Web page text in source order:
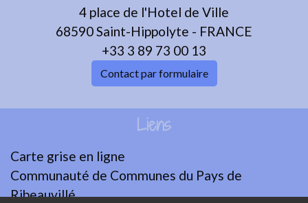
4 place de l'Hotel de Ville
68590 Saint-Hippolyte - FRANCE
+33 3 89 73 00 13
Contact par formulaire
Liens
Carte grise en ligne
Communauté de Communes du Pays de
Ribeauvillé